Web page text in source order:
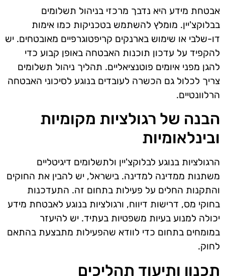
אבטחת מידע היא נדבך מרכזי בניהול תשלומים
בבלוקצ'יין. מומלץ להשתמש בטכניקות כמו אימות
דו-שלבי או שימוש בארנקים קריפטוגרפיים מאובטחים. יש
להקפיד על עדכון תוכנות האבטחה באופן קבוע כדי
להגן מפני איומים פוטנציאליים. תהליך ניהול תשלומים
צריך לכלול גם הכשרה לעובדים בנוגע לסיכוני האבטחה
הרלוונטיים.
הבנה של רגולציות מקומיות
ובינלאומיות
הרגולציות בנוגע לבלוקצ'יין ולתשלומים דיגיטליים
משתנות ממדינה למדינה. בישראל, יש להבין את החוקים
והתקנות החלים על פעילות בתחום זה. התעדכנות
בחוקי מס, דרישות דיווח, ורגולציות בנוגע לאבטחת מידע
יכולה למנוע בעיות משפטיות בעתיד. יש להיעזר
במומחים בתחום כדי לוודא שהפעילות מתבצעת בהתאם
לחוק.
תכנון ותיעוד תהליכים